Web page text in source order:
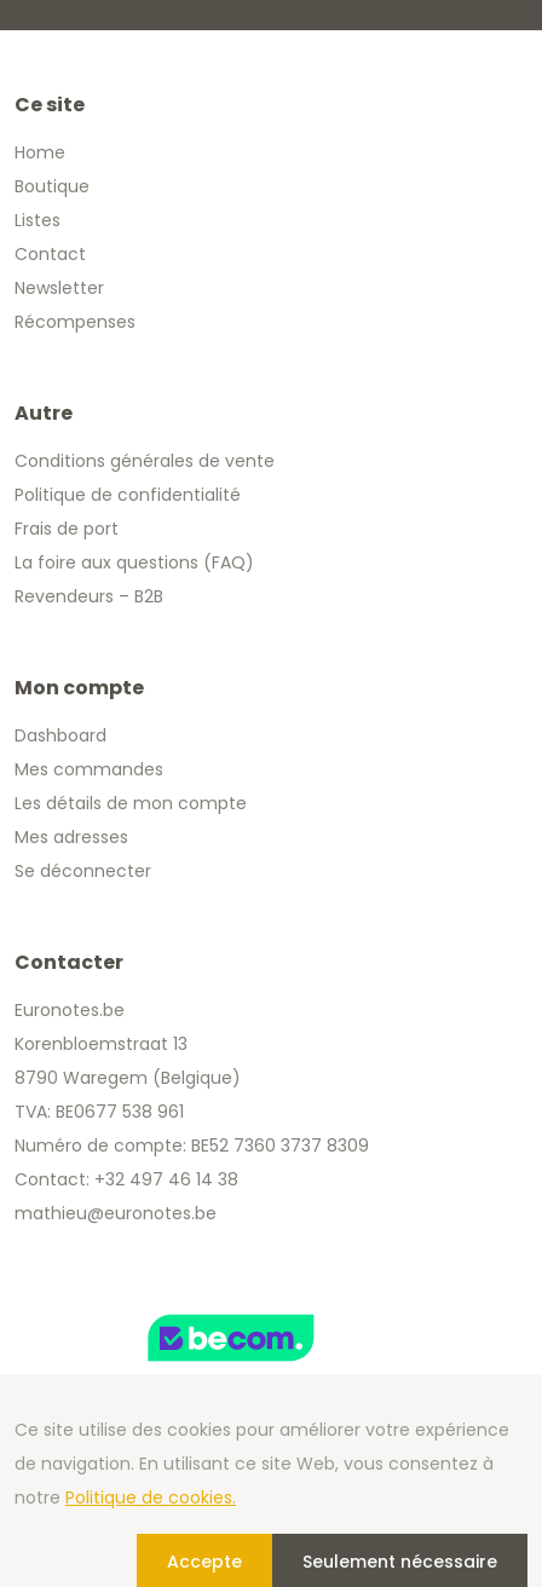
Ce site
Home
Boutique
Listes
Contact
Newsletter
Récompenses
Autre
Conditions générales de vente
Politique de confidentialité
Frais de port
La foire aux questions (FAQ)
Revendeurs – B2B
Mon compte
Dashboard
Mes commandes
Les détails de mon compte
Mes adresses
Se déconnecter
Contacter
Euronotes.be
Korenbloemstraat 13
8790 Waregem (Belgique)
TVA: BE0677 538 961
Numéro de compte: BE52 7360 3737 8309
Contact: +32 497 46 14 38
mathieu@euronotes.be
Copyright 2026 We Can Do Better Online BV
Development by2mprove
Ce site utilise des cookies pour améliorer votre expérience
de navigation. En utilisant ce site Web, vous consentez à
notre Politique de cookies.
Accepte Seulement nécessaire